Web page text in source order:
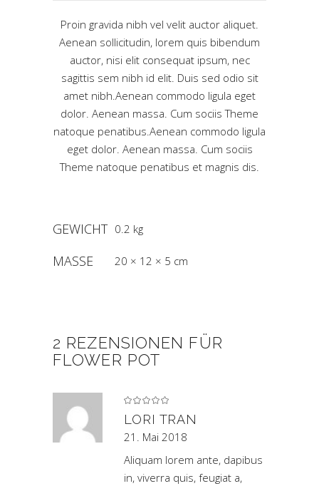
Proin gravida nibh vel velit auctor aliquet.
Aenean sollicitudin, lorem quis bibendum
auctor, nisi elit consequat ipsum, nec
sagittis sem nibh id elit. Duis sed odio sit
amet nibh.Aenean commodo ligula eget
dolor. Aenean massa. Cum sociis Theme
natoque penatibus.Aenean commodo ligula
eget dolor. Aenean massa. Cum sociis
Theme natoque penatibus et magnis dis.
GEWICHT 0.2 kg
MASSE 20 × 12 × 5 cm
2 REZENSIONEN FÜR
FLOWER POT
von 5
LORI TRAN
21. Mai 2018
Aliquam lorem ante, dapibus
in, viverra quis, feugiat a,